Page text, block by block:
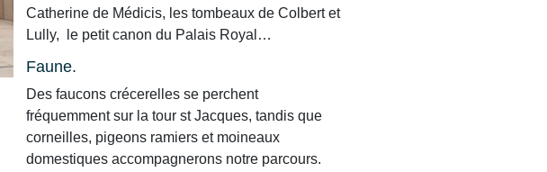
Paris centre historique: Jardin du Palais royal.
Catherine de Médicis, les tombeaux de Colbert et
Lully, le petit canon du Palais Royal…
Faune.
Des faucons crécerelles se perchent
fréquemment sur la tour st Jacques, tandis que
corneilles, pigeons ramiers et moineaux
domestiques accompagnerons notre parcours.